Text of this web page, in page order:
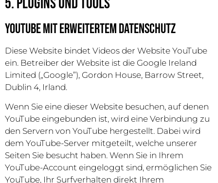
5. Plugins und Tools
YouTube mit erweitertem Datenschutz
Diese Website bindet Videos der Website YouTube
ein. Betreiber der Website ist die Google Ireland
Limited („Google”), Gordon House, Barrow Street,
Dublin 4, Irland.
Wenn Sie eine dieser Website besuchen, auf denen
YouTube eingebunden ist, wird eine Verbindung zu
den Servern von YouTube hergestellt. Dabei wird
dem YouTube-Server mitgeteilt, welche unserer
Seiten Sie besucht haben. Wenn Sie in Ihrem
YouTube-Account eingeloggt sind, ermöglichen Sie
YouTube, Ihr Surfverhalten direkt Ihrem